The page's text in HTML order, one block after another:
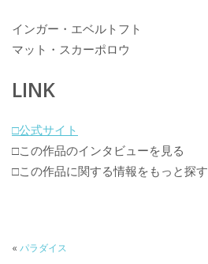
インガー・エベルトフト
マット・スカーポロウ
LINK
□公式サイト
□この作品のインタビューを見る
□この作品に関する情報をもっと探す
« パラダイス